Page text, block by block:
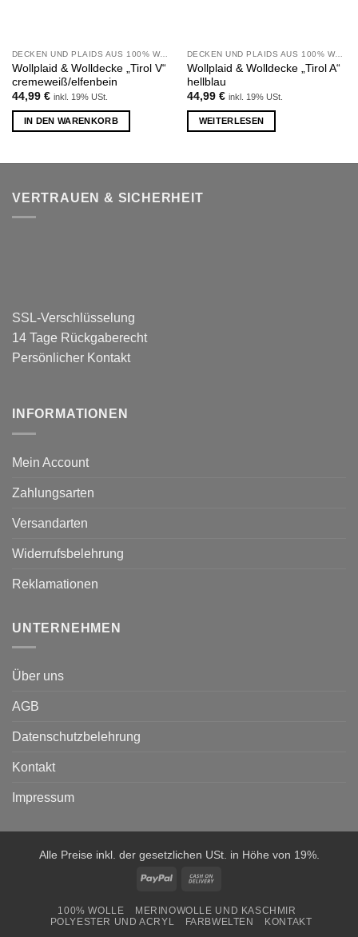
DECKEN UND PLAIDS AUS 100% WOLLE
Wollplaid & Wolldecke „Tirol V“
cremeweiß/elfenbein
44,99 € inkl. 19% USt.
IN DEN WARENKORB
DECKEN UND PLAIDS AUS 100% WOLLE
Wollplaid & Wolldecke „Tirol A“
hellblau
44,99 € inkl. 19% USt.
WEITERLESEN
VERTRAUEN & SICHERHEIT
SSL-Verschlüsselung
14 Tage Rückgaberecht
Persönlicher Kontakt
INFORMATIONEN
Mein Account
Zahlungsarten
Versandarten
Widerrufsbelehrung
Reklamationen
UNTERNEHMEN
Über uns
AGB
Datenschutzbelehrung
Kontakt
Impressum
Alle Preise inkl. der gesetzlichen USt. in Höhe von 19%.
PayPal
Delivery
100% WOLLE
MERINOWOLLE UND KASCHMIR
POLYESTER UND ACRYL
FARBWELTEN KONTAKT